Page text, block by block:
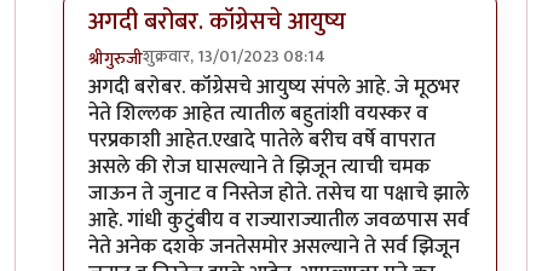
अगदी बरोबर. कॉंग्रेसचे आयुष्य
श्रीगुरुजीशुक्रवार, 13/01/2023 08:14
In reply toमाझ्या आईचा एक जुना मिक्सरbyसाहना
अगदी बरोबर. कॉंग्रेसचे आयुष्य संपले आहे. जे मूठभर
नेते शिल्लक आहेत त्यातील बहुतांशी वयस्कर व
परप्रकाशी आहेत.एखादे पातेले बरीच वर्षे वापरात
असले की रोज घासल्याने ते झिजून त्याची चमक
जाऊन ते जुनाट व निस्तेज होते. तसेच या पक्षाचे झाले
आहे. गांधी कुटुंबीय व राज्याराज्यातील जवळपास सर्व
नेते अनेक दशके जनतेसमोर असल्याने ते सर्व झिजून